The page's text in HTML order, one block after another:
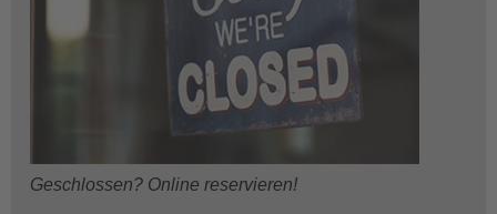
Geschlossen? Online reservieren!